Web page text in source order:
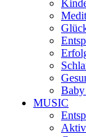
MUSIC